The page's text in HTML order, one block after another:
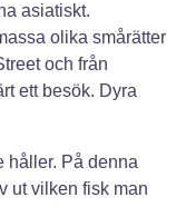
asiatiskt.
olika smårätter
och från
ett besök. Dyra
håller. På denna
ut vilken fisk man